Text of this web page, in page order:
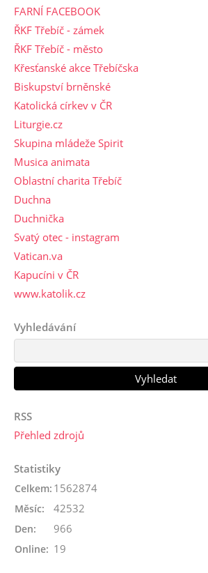
FARNÍ FACEBOOK
ŘKF Třebíč - zámek
ŘKF Třebíč - město
Křesťanské akce Třebíčska
Biskupství brněnské
Katolická církev v ČR
Liturgie.cz
Skupina mládeže Spirit
Musica animata
Oblastní charita Třebíč
Duchna
Duchnička
Svatý otec - instagram
Vatican.va
Kapucíni v ČR
www.katolik.cz
Vyhledávání
RSS
Přehled zdrojů
Statistiky
Online: 19
Celkem: 1562874
Měsíc: 42532
Den: 966